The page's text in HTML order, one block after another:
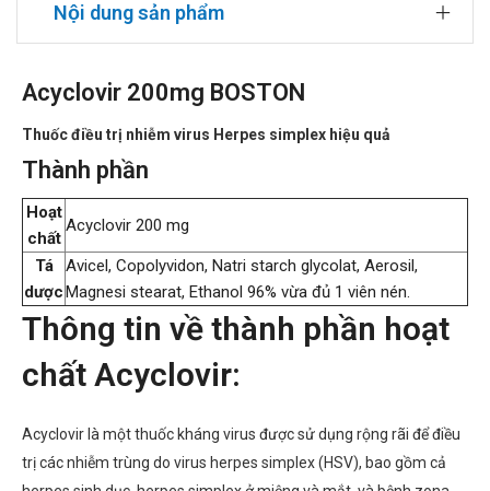
Nội dung sản phẩm
Acyclovir 200mg BOSTON
Thuốc điều trị nhiễm virus Herpes simplex hiệu quả
Thành phần
Hoạt
chất
Acyclovir 200 mg
Tá
dược
Avicel, Copolyvidon, Natri starch glycolat, Aerosil,
Magnesi stearat, Ethanol 96% vừa đủ 1 viên nén.
Thông tin về thành phần hoạt
chất Acyclovir:
Acyclovir là một thuốc kháng virus được sử dụng rộng rãi để điều
trị các nhiễm trùng do virus herpes simplex (HSV), bao gồm cả